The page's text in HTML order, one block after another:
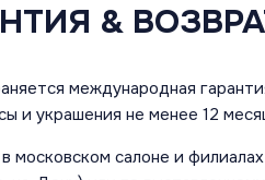
&
международная
и украшения не менее 12
московском салоне и